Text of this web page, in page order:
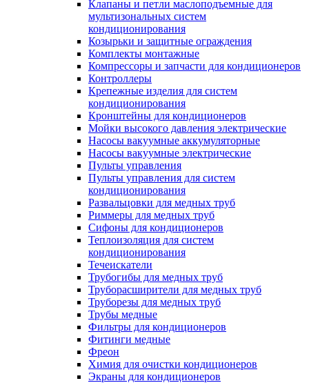
Клапаны и петли маслоподъемные для
мультизональных систем
кондиционирования
Козырьки и защитные ограждения
Комплекты монтажные
Компрессоры и запчасти для кондиционеров
Контроллеры
Крепежные изделия для систем
кондиционирования
Кронштейны для кондиционеров
Мойки высокого давления электрические
Насосы вакуумные аккумуляторные
Насосы вакуумные электрические
Пульты управления
Пульты управления для систем
кондиционирования
Развальцовки для медных труб
Риммеры для медных труб
Сифоны для кондиционеров
Теплоизоляция для систем
кондиционирования
Течеискатели
Трубогибы для медных труб
Труборасширители для медных труб
Труборезы для медных труб
Трубы медные
Фильтры для кондиционеров
Фитинги медные
Фреон
Химия для очистки кондиционеров
Экраны для кондиционеров